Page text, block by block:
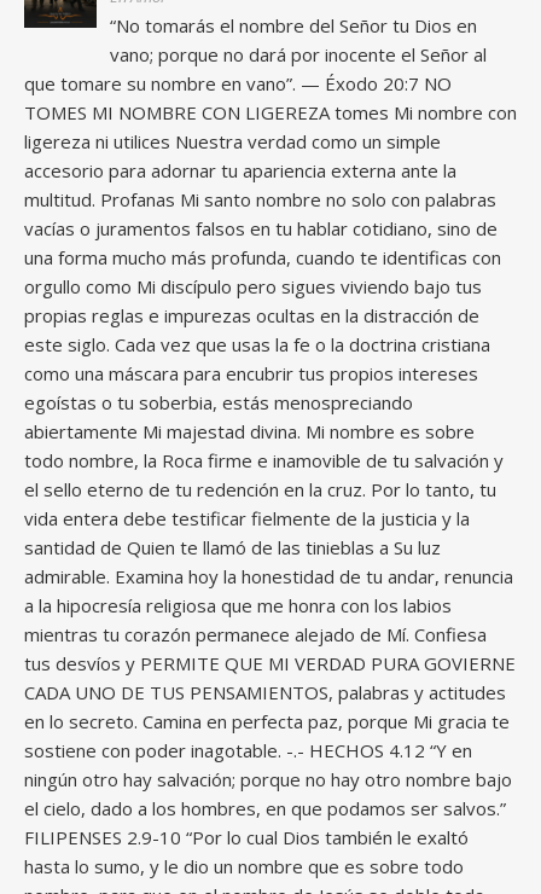
“No tomarás el nombre del Señor tu Dios en
vano; porque no dará por inocente el Señor al
que tomare su nombre en vano”. — Éxodo 20:7 NO
TOMES MI NOMBRE CON LIGEREZA tomes Mi nombre con
ligereza ni utilices Nuestra verdad como un simple
accesorio para adornar tu apariencia externa ante la
multitud. Profanas Mi santo nombre no solo con palabras
vacías o juramentos falsos en tu hablar cotidiano, sino de
una forma mucho más profunda, cuando te identificas con
orgullo como Mi discípulo pero sigues viviendo bajo tus
propias reglas e impurezas ocultas en la distracción de
este siglo. Cada vez que usas la fe o la doctrina cristiana
como una máscara para encubrir tus propios intereses
egoístas o tu soberbia, estás menospreciando
abiertamente Mi majestad divina. Mi nombre es sobre
todo nombre, la Roca firme e inamovible de tu salvación y
el sello eterno de tu redención en la cruz. Por lo tanto, tu
vida entera debe testificar fielmente de la justicia y la
santidad de Quien te llamó de las tinieblas a Su luz
admirable. Examina hoy la honestidad de tu andar, renuncia
a la hipocresía religiosa que me honra con los labios
mientras tu corazón permanece alejado de Mí. Confiesa
tus desvíos y PERMITE QUE MI VERDAD PURA GOVIERNE
CADA UNO DE TUS PENSAMIENTOS, palabras y actitudes
en lo secreto. Camina en perfecta paz, porque Mi gracia te
sostiene con poder inagotable. -.- HECHOS 4.12 “Y en
ningún otro hay salvación; porque no hay otro nombre bajo
el cielo, dado a los hombres, en que podamos ser salvos.”
FILIPENSES 2.9-10 “Por lo cual Dios también le exaltó
hasta lo sumo, y le dio un nombre que es sobre todo